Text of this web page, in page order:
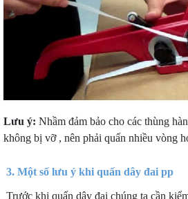
Lưu ý: Nhầm đảm bảo cho các thùng
không bị vỡ , nên phải quấn nhiều vòng
3. Một số lưu ý khi quấn dây đai pp
Trước khi quấn dây đai chúng ta cần